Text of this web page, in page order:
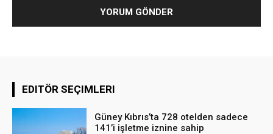
EDITÖR SEÇIMLERI
Güney Kıbrıs’ta 728 otelden sadece
141’i işletme iznine sahip